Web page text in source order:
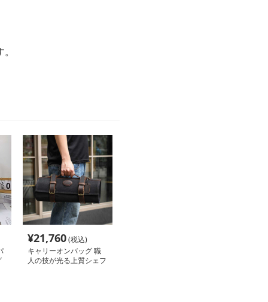
¥21,760(税込)
キャリーオンバッグ 職
人の技が光る上質シェフ